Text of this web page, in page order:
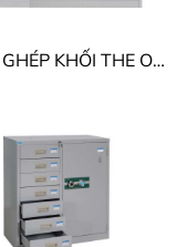
TỦ SẮT GHÉP KHỐI THE ONE TU118-7D